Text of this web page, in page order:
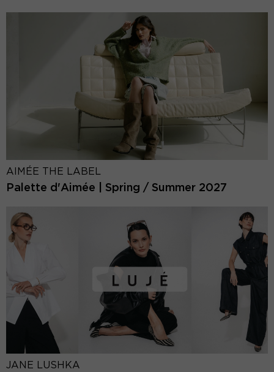
AIMÉE THE LABEL
Palette d'Aimée | Spring / Summer 2027
JANE LUSHKA